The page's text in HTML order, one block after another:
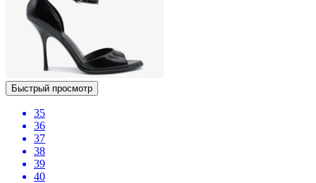
Быстрый просмотр
35
36
37
38
39
40